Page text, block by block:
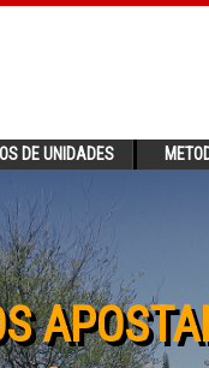
DE UNIDADES